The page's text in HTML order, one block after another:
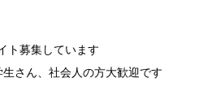
ト募集しています
さん、社会人の方大歓迎です